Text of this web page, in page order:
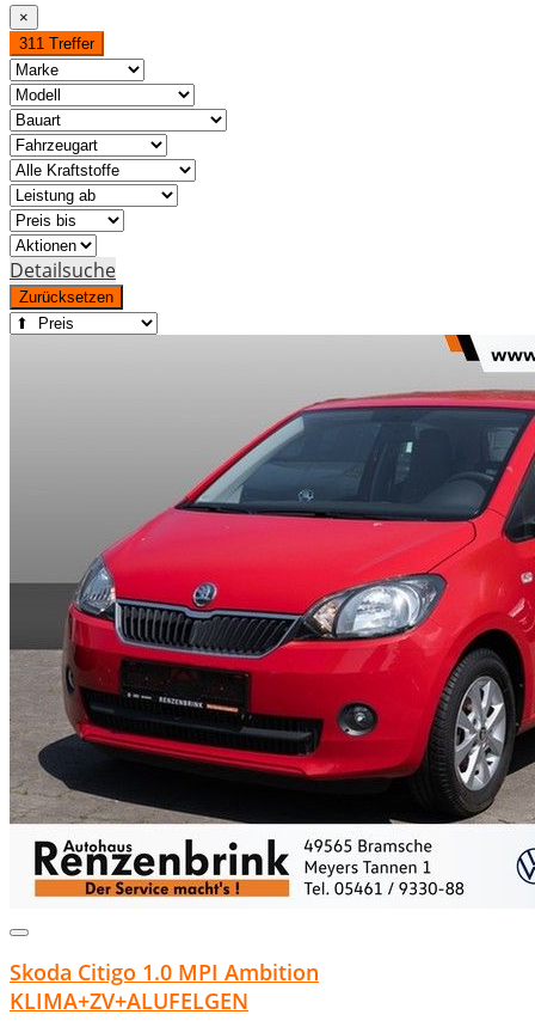
×
311 Treffer
Detailsuche
Zurücksetzen
Skoda Citigo 1.0 MPI Ambition
KLIMA+ZV+ALUFELGEN